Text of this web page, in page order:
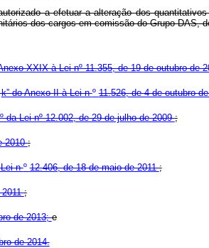
a efetuar a alteração dos
dos cargos em comissão do Grupo DAS,
XXIX à Lei nº 11.355, de 19 de outubro de
k” do Anexo II à Lei nº11.526, de 4 de outubro
da Lei nº 12.002, de 29 de julho de 2009;
2010;
nº12.406, de 18 de maio de 2011;
2011;
de 2013;e
de 2014.